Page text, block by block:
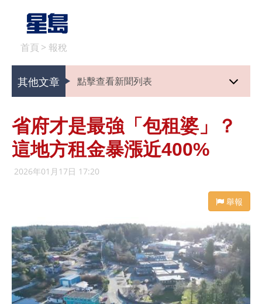
首頁 > 報稅
其他文章 點擊查看新聞列表
省府才是最強「包租婆」？
這地方租金暴漲近400%
2026年01月17日 17:20
舉報